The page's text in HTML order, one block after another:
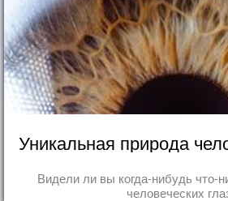
Уникальная природа
Видели ли вы когда-нибудь что-
человеческих